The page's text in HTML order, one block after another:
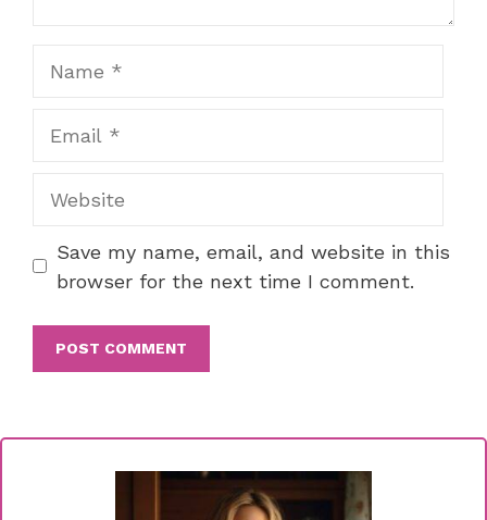
Save my name, email, and website in this
browser for the next time I comment.